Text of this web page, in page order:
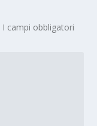
I campi obbligatori